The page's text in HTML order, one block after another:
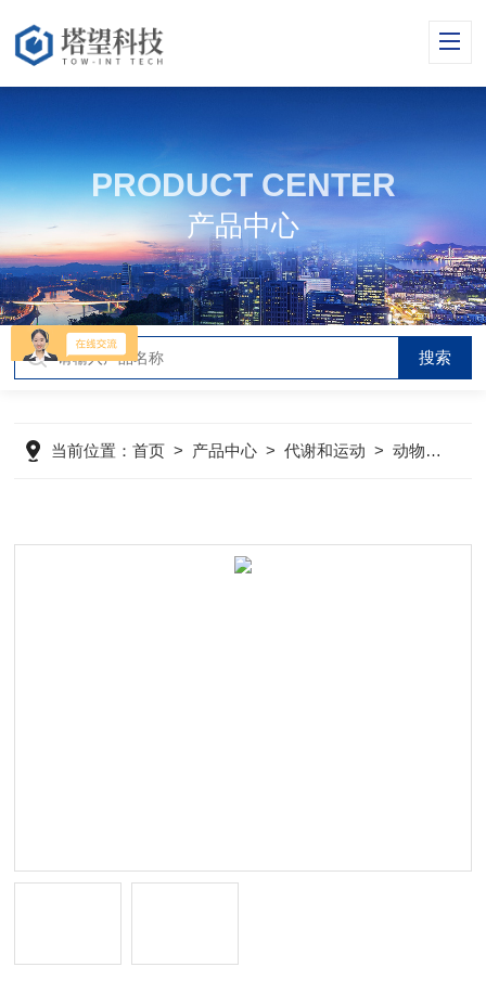
PRODUCT CENTER
产品中心
当前位置：首页 > 产品中心 >代谢和运动 >动物代谢、运动